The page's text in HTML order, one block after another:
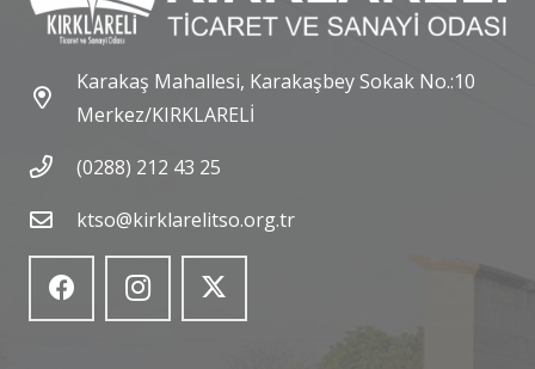
Karakaş Mahallesi, Karakaşbey Sokak No.:10
Merkez/KIRKLARELİ
(0288) 212 43 25
ktso@kirklarelitso.org.tr